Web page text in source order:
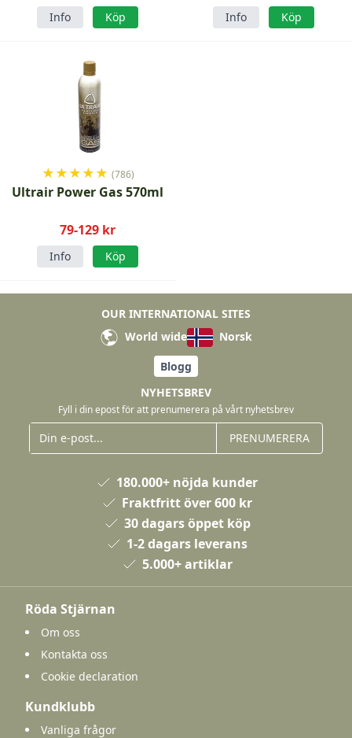
Info Köp Info Köp
★★★★★ (786)
Ultrair Power Gas 570ml
79-129 kr
Info Köp
OUR INTERNATIONAL SITES
World wide
Norsk
Blogg
NYHETSBREV
Fyll i din epost för att prenumerera på vårt nyhetsbrev
PRENUMERERA
180.000+ nöjda kunder
Fraktfritt över 600 kr
30 dagars öppet köp
1-2 dagars leverans
5.000+ artiklar
Röda Stjärnan
Om oss
Kontakta oss
Cookie declaration
Kundklubb
Vanliga frågor